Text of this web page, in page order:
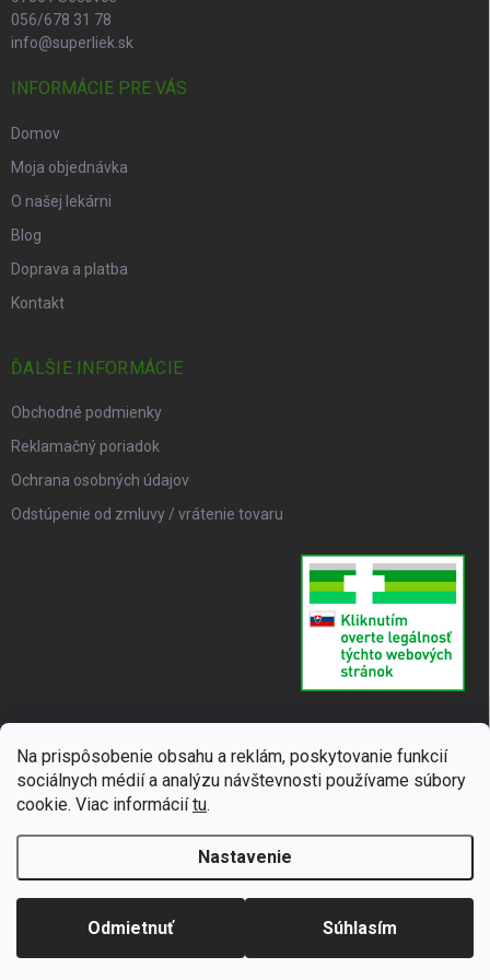
Na prispôsobenie obsahu a reklám, poskytovanie funkcií
sociálnych médií a analýzu návštevnosti používame súbory
cookie. Viac informáciítu.
Nastavenie
Odmietnuť Súhlasím
056/678 31 78
info@superliek.sk
INFORMÁCIE PRE VÁS
Domov
Moja objednávka
O našej lekárni
Blog
Doprava a platba
Kontakt
ĎALŠIE INFORMÁCIE
Obchodné podmienky
Reklamačný poriadok
Ochrana osobných údajov
Odstúpenie od zmluvy / vrátenie tovaru
Vytvoril Shoptet
Copyright 2026SUPERLIEK. Všetky práva vyhradené.Upraviť nastavenie